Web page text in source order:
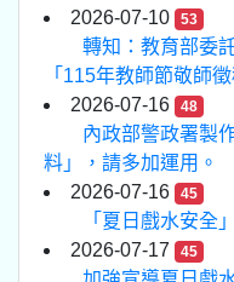
2026-07-10
53
轉知：教育部委
「115年教師節敬師
2026-07-16
48
內政部警政署製
料」，請多加運用。
2026-07-16
45
「夏日戲水安全
2026-07-17
45